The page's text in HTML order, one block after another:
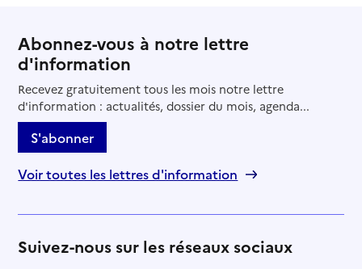
Abonnez-vous à notre lettre
d'information
Recevez gratuitement tous les mois notre lettre
d'information : actualités, dossier du mois, agenda...
S'abonner
Voir toutes les lettres d'information
Suivez-nous sur les réseaux sociaux